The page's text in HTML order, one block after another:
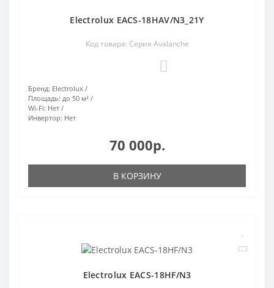
Electrolux EACS-18HAV/N3_21Y
Код товара: Серия Avalanche
Бренд: Electrolux
Площадь: до 50 м²
Wi-Fi: Нет
Инвертор: Нет
70 000р.
В КОРЗИНУ
Electrolux EACS-18HF/N3